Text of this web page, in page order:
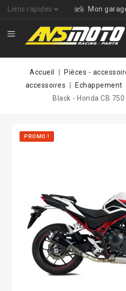
Liens rapides Mon
Accueil Pièces -
accessoires
Echappement
Black - Honda CB
PROMO !